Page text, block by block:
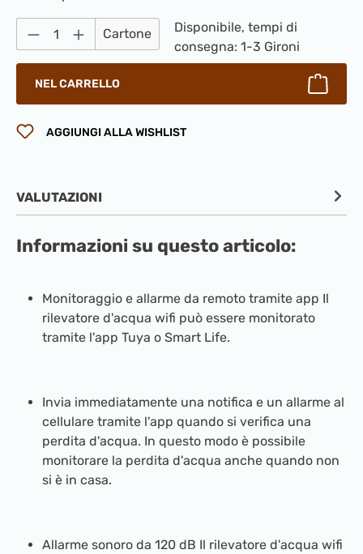
Quantità del prodotto: inserisci la
Cartone
Disponibile, tempi di
consegna: 1-3 Gironi
NEL CARRELLO
AGGIUNGI ALLA WISHLIST
VALUTAZIONI
Informazioni su questo articolo:
Monitoraggio e allarme da remoto tramite app Il
rilevatore d'acqua wifi può essere monitorato
tramite l'app Tuya o Smart Life.
Invia immediatamente una notifica e un allarme al
cellulare tramite l'app quando si verifica una
perdita d'acqua. In questo modo è possibile
monitorare la perdita d'acqua anche quando non
si è in casa.
Allarme sonoro da 120 dB Il rilevatore d'acqua wifi